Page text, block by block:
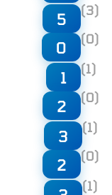
5 (3)
0 (0)
1 (1)
2 (0)
3 (1)
2 (0)
(1)